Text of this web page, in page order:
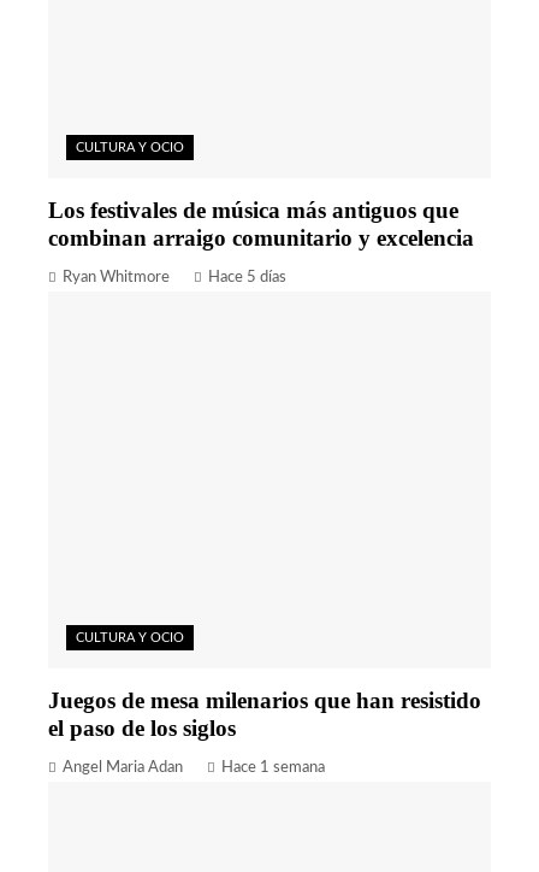
CULTURA Y OCIO
Los festivales de música más antiguos que
combinan arraigo comunitario y excelencia
Ryan Whitmore Hace 5 días
CULTURA Y OCIO
Juegos de mesa milenarios que han resistido
el paso de los siglos
Angel Maria Adan Hace 1 semana